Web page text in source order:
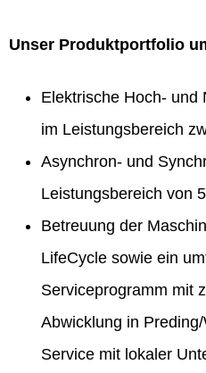
Unser Produktportfolio
Elektrische Hoch- und
im Leistungsbereich
Asynchron- und
Leistungsbereich von
Betreuung der
LifeCycle sowie ein
Serviceprogramm mit
Abwicklung in
Service mit lokaler